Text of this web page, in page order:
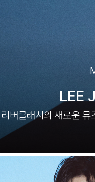
LEE
리버클래시의 새로운